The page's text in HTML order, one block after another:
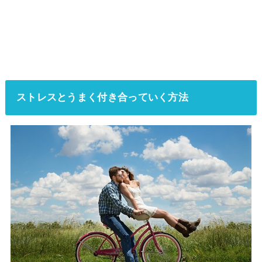
ストレスとうまく付き合っていく方法